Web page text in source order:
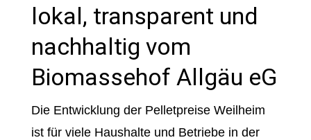
lokal, transparent und
nachhaltig vom
Biomassehof Allgäu eG
Die Entwicklung der Pelletpreise Weilheim
ist für viele Haushalte und Betriebe in der